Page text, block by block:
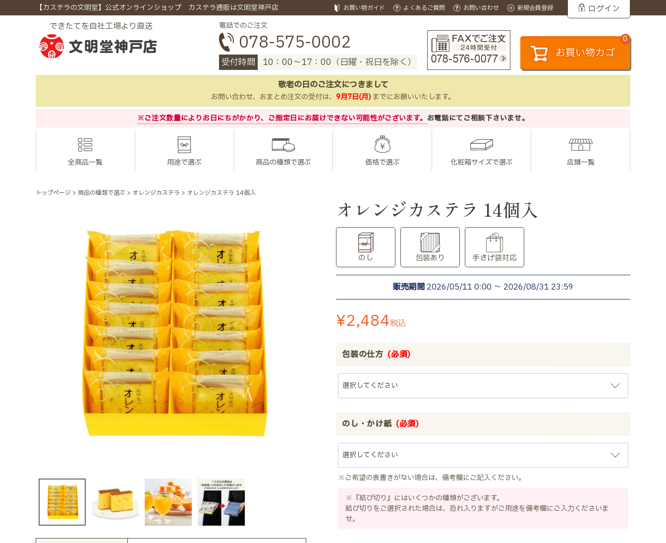
【カステラの文明堂】公式オンラインショップ カステラ通販は文明堂神戸店 お買い物ガイド よくあるご質問 お問い合わせ 新規会員登録
ログイン
できたてを自社工場より直送
電話でのご注文
078-575-0002
受付時間 10：00～17：00（日曜・祝日を除く）
お買い物カゴ
0
敬老の日のご注文につきまして
お問い合わせ、おまとめ注文の受付は、 9月7日(月)までにお願いいたします。
※ご注文数量によりお日にちがかかり、 ご指定日にお届けできない可能性がございます。 お電話にてご相談下さいませ。
全商品一覧 用途で選ぶ 商品の種類で選ぶ 価格で選ぶ 化粧箱サイズで選ぶ 店舗一覧
トップページ 商品の種類で選ぶ オレンジカステラ オレンジカステラ 14個入
オレンジカステラ 14個入
のし 包装あり 手さげ袋対応
販売期間 2026/05/11 0:00 〜 2026/08/31 23:59
¥2,484税込
包装の仕方 (必須)
のし・かけ紙 (必須)
※ご希望の表書きがない場合は、備考欄にご記入ください。
※『結び切り』にはいくつかの種類がございます。
結び切りをご選択された場合は、恐れ入りますがご用途を備考欄にご入力くださいま
せ。